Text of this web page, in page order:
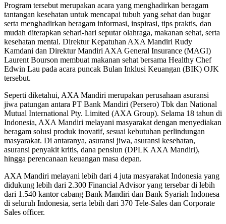
Program tersebut merupakan acara yang menghadirkan beragam
tantangan kesehatan untuk mencapai tubuh yang sehat dan bugar
serta menghadirkan beragam informasi, inspirasi, tips praktis, dan
mudah diterapkan sehari-hari seputar olahraga, makanan sehat, serta
kesehatan mental. Direktur Kepatuhan AXA Mandiri Rudy
Kamdani dan Direktur Mandiri AXA General Insurance (MAGI)
Laurent Bourson membuat makanan sehat bersama Healthy Chef
Edwin Lau pada acara puncak Bulan Inklusi Keuangan (BIK) OJK
tersebut.
Seperti diketahui, AXA Mandiri merupakan perusahaan asuransi
jiwa patungan antara PT Bank Mandiri (Persero) Tbk dan National
Mutual International Pty. Limited (AXA Group). Selama 18 tahun di
Indonesia, AXA Mandiri melayani masyarakat dengan menyediakan
beragam solusi produk inovatif, sesuai kebutuhan perlindungan
masyarakat. Di antaranya, asuransi jiwa, asuransi kesehatan,
asuransi penyakit kritis, dana pensiun (DPLK AXA Mandiri),
hingga perencanaan keuangan masa depan.
AXA Mandiri melayani lebih dari 4 juta masyarakat Indonesia yang
didukung lebih dari 2.300 Financial Advisor yang tersebar di lebih
dari 1.540 kantor cabang Bank Mandiri dan Bank Syariah Indonesa
di seluruh Indonesia, serta lebih dari 370 Tele-Sales dan Corporate
Sales officer.